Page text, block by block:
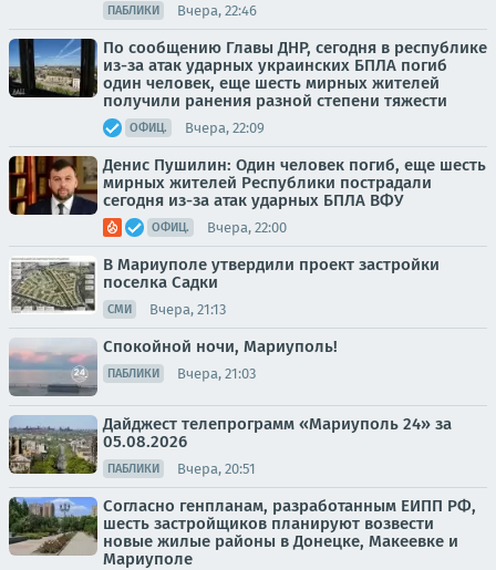
ПАБЛИКИ Вчера, 22:46
По сообщению Главы ДНР, сегодня в республике
из-за атак ударных украинских БПЛА погиб
один человек, еще шесть мирных жителей
получили ранения разной степени тяжести
ОФИЦ. Вчера, 22:09
Денис Пушилин: Один человек погиб, еще шесть
мирных жителей Республики пострадали
сегодня из-за атак ударных БПЛА ВФУ
ОФИЦ. Вчера, 22:00
В Мариуполе утвердили проект застройки
поселка Садки
СМИ Вчера, 21:13
Спокойной ночи, Мариуполь!
ПАБЛИКИ Вчера, 21:03
Дайджест телепрограмм «Мариуполь 24» за
05.08.2026
ПАБЛИКИ Вчера, 20:51
Согласно генпланам, разработанным ЕИПП РФ,
шесть застройщиков планируют возвести
новые жилые районы в Донецке, Макеевке и
Мариуполе